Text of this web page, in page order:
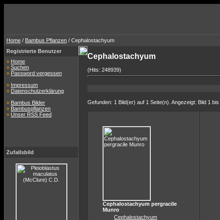
Home / Bambus Pflanzen / Cephalostachyum
Registrierte Benutzer
» Home
» Suchen
» Password vergessen
» Impressum
» Datenschutzerklärung
» Bambus Bilder
» Bambuspflanzen
» Unser RSS Feed
Zufallsbild
Cephalostachyum
(Hits: 248939)
Gefunden: 1 Bild(er) auf 1 Seite(n). Angezeigt: Bild 1 bis
Cephalostachyum pergracile
Munro
Cephalostachyum